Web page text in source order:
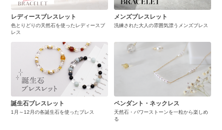
レディースブレスレット
色とりどりの天然石を使ったレディースブ
レス
メンズブレスレット
洗練された大人の雰囲気漂うメンズブレス
誕生石ブレスレット
1月～12月の各誕生石を使ったブレス
ペンダント・ネックレス
天然石・パワーストーンを一粒から楽しめ
る